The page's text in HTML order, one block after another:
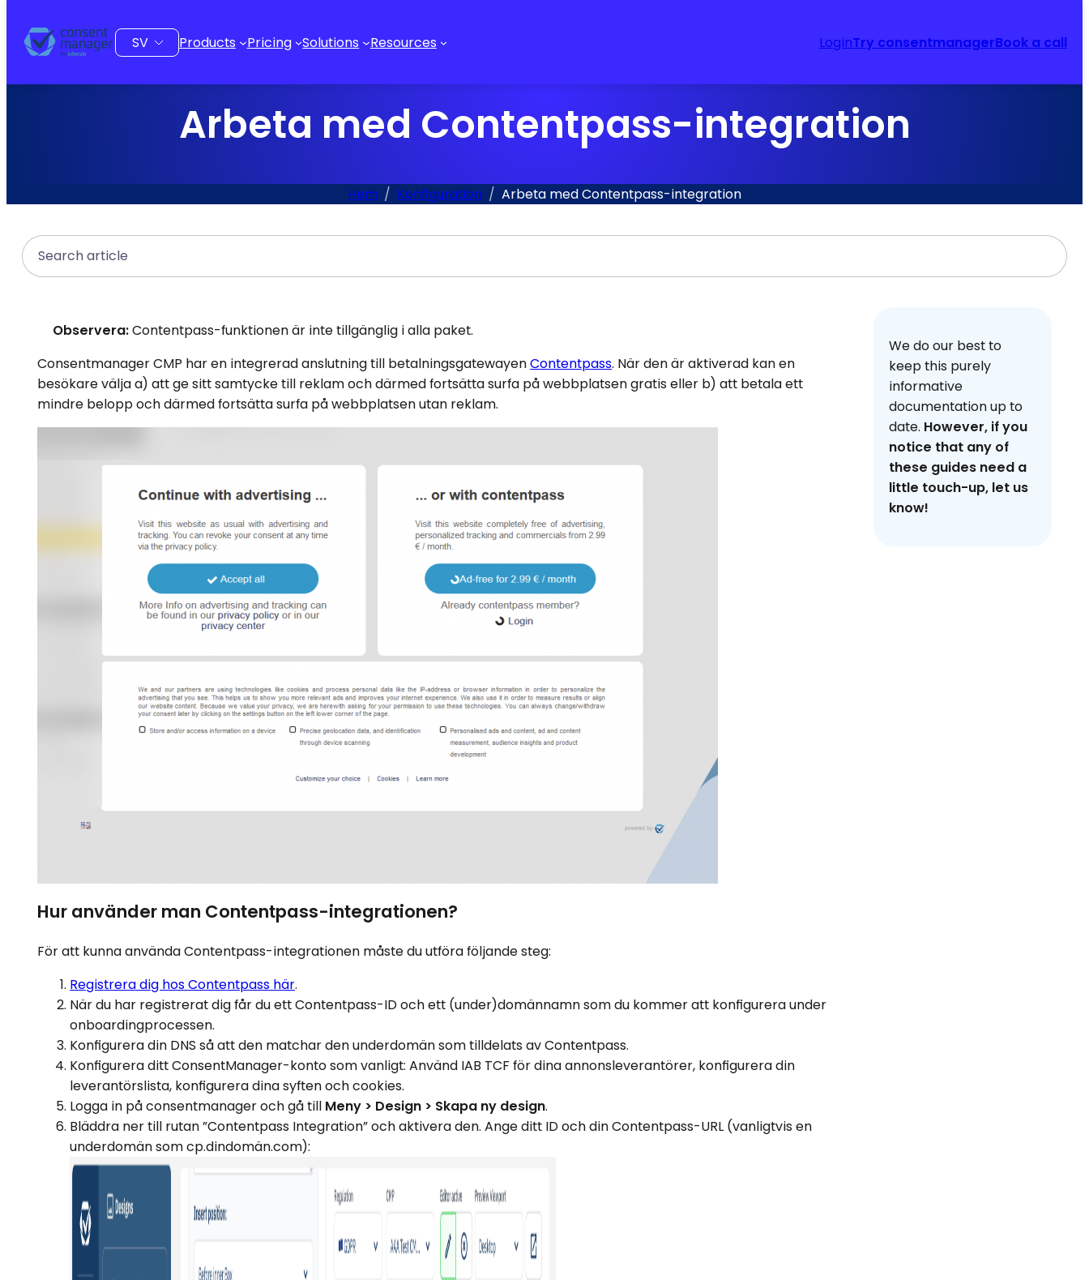
innehåll
Välj
ett
Products Pricing Solutions Resources LoginTry consentmanagerBook a call
Arbeta med Contentpass-integration
Hem Konfiguration Arbeta med Contentpass-integration
Search
Observera:Contentpass-funktionen är inte tillgänglig i alla paket.
Consentmanager CMP har en integrerad anslutning till betalningsgatewayenContentpass. När den är aktiverad kan en
besökare välja a) att ge sitt samtycke till reklam och därmed fortsätta surfa på webbplatsen gratis eller b) att betala ett
mindre belopp och därmed fortsätta surfa på webbplatsen utan reklam.
Hur använder man Contentpass-integrationen?
För att kunna använda Contentpass-integrationen måste du utföra följande steg:
Registrera dig hos Contentpass här.
När du har registrerat dig får du ett Contentpass-ID och ett (under)domännamn som du kommer att konfigurera under
onboardingprocessen.
Konfigurera din DNS så att den matchar den underdomän som tilldelats av Contentpass.
Konfigurera ditt ConsentManager-konto som vanligt: Använd IAB TCF för dina annonsleverantörer, konfigurera din
leverantörslista, konfigurera dina syften och cookies.
Logga in på consentmanager och gå till Meny > Design > Skapa ny design.
Bläddra ner till rutan ”Contentpass Integration” och aktivera den. Ange ditt ID och din Contentpass-URL (vanligtvis en
underdomän som cp.dindomän.com):
We do our best to
keep this purely
informative
documentation up to
date. However, if you
notice that any of
these guides need a
little touch-up, let us
know!